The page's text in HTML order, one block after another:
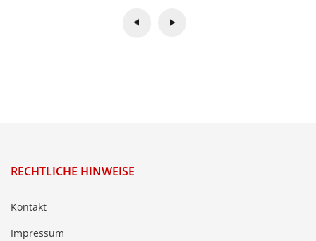
RECHTLICHE HINWEISE
Kontakt
Impressum